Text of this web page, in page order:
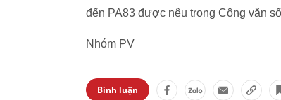
đến PA83 được nêu trong Công văn
Nhóm PV
Bình luận